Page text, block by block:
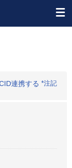
連携する *注記